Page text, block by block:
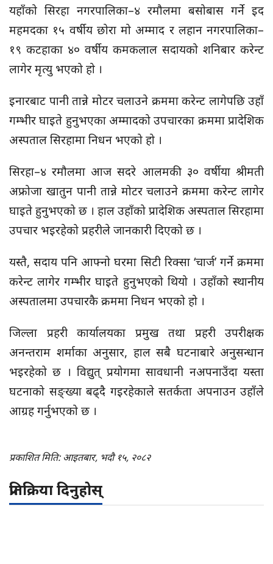
यहाँको सिरहा नगरपालिका–४ रमौलमा बसोबास गर्ने इद
महमदका १५ वर्षीय छोरा मो अम्माद र लहान नगरपालिका–
१९ कटहाका ४० वर्षीय कमकलाल सदायको शनिबार करेन्ट
लागेर मृत्यु भएको हो ।
इनारबाट पानी तान्ने मोटर चलाउने क्रममा करेन्ट लागेपछि उहाँ
गम्भीर घाइते हुनुभएका अम्मादको उपचारका क्रममा प्रादेशिक
अस्पताल सिरहामा निधन भएको हो ।
सिरहा–४ रमौलमा आज सदरे आलमकी ३० वर्षीया श्रीमती
अफ्रोजा खातुन पानी तान्ने मोटर चलाउने क्रममा करेन्ट लागेर
घाइते हुनुभएको छ । हाल उहाँको प्रादेशिक अस्पताल सिरहामा
उपचार भइरहेको प्रहरीले जानकारी दिएको छ ।
यस्तै, सदाय पनि आफ्नो घरमा सिटी रिक्सा ‘चार्ज’ गर्ने क्रममा
करेन्ट लागेर गम्भीर घाइते हुनुभएको थियो । उहाँको स्थानीय
अस्पतालमा उपचारकै क्रममा निधन भएको हो ।
जिल्ला प्रहरी कार्यालयका प्रमुख तथा प्रहरी उपरीक्षक
अनन्तराम शर्माका अनुसार, हाल सबै घटनाबारे अनुसन्धान
भइरहेको छ । विद्युत् प्रयोगमा सावधानी नअपनाउँदा यस्ता
घटनाको सङ्ख्या बढ्दै गइरहेकाले सतर्कता अपनाउन उहाँले
आग्रह गर्नुभएको छ ।
प्रकाशित मिति: आइतबार, भदौ १५, २०८२
प्रतिक्रिया दिनुहोस्